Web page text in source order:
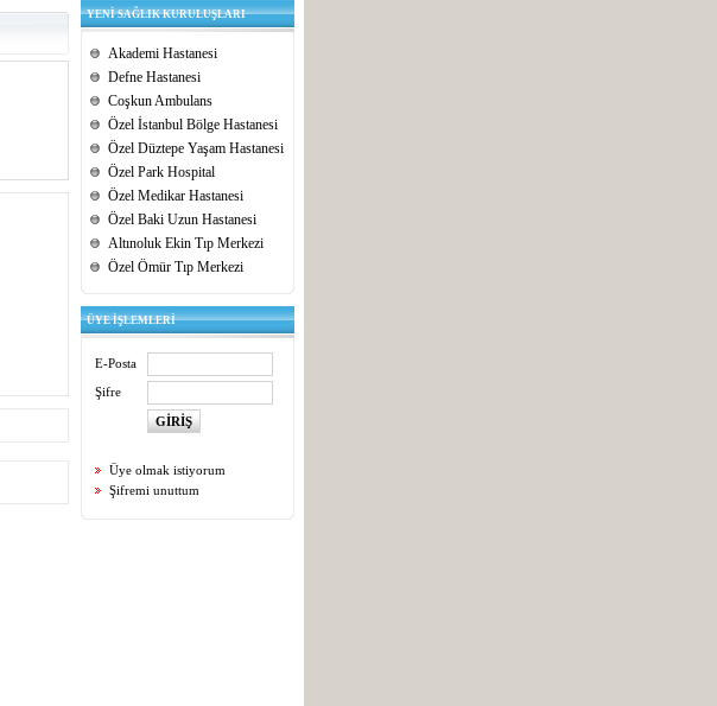
YENİ SAĞLIK KURULUŞLARI
Akademi Hastanesi
Defne Hastanesi
Coşkun Ambulans
Özel İstanbul Bölge Hastanesi
Özel Düztepe Yaşam Hastanesi
Özel Park Hospital
Özel Medikar Hastanesi
Özel Baki Uzun Hastanesi
Altınoluk Ekin Tıp Merkezi
Özel Ömür Tıp Merkezi
ÜYE İŞLEMLERİ
E-Posta
Şifre
Üye olmak istiyorum
Şifremi unuttum